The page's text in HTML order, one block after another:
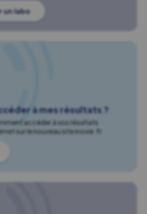
un labo
à mes résultats ?
accéder à vos résultats
sur le nouveau site inovie.fr